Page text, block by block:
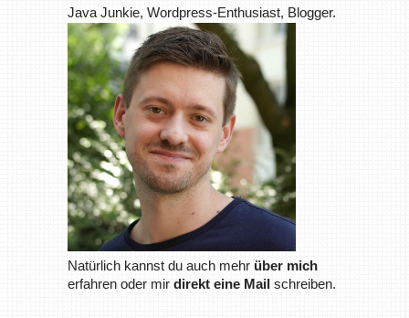
Java Junkie, Wordpress-Enthusiast, Blogger.
Natürlich kannst du auch mehr über mich
erfahren oder mir direkt eine Mailschreiben.